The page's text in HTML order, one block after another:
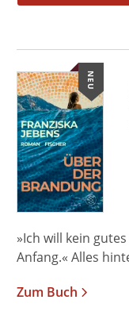
NEU
»Ich will kein
Anfang.« Alles
Zum Buch